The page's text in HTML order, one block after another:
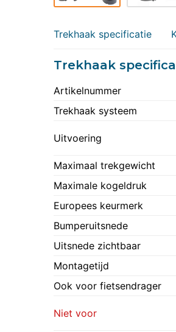
Trekhaak specificatie
Trekhaak
Artikelnummer
Trekhaak systeem
Uitvoering
Maximaal trekgewicht
Maximale kogeldruk
Europees keurmerk
Bumperuitsnede
Uitsnede zichtbaar
Montagetijd
Ook voor fietsendrager
Niet voor